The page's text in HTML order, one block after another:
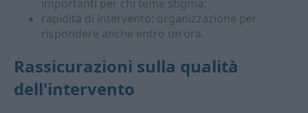
importanti per chi teme stigma;
rapidità di intervento: organizzazione per
rispondere anche entro un'ora.
Rassicurazioni sulla qualità
dell'intervento